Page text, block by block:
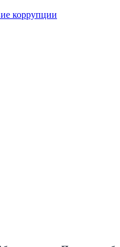
коррупции